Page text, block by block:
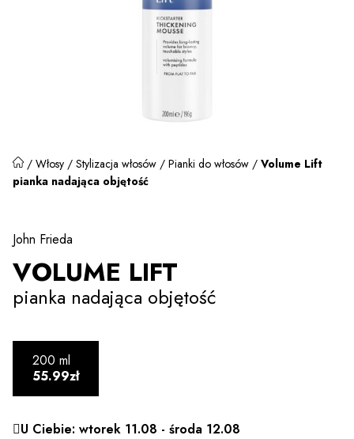
/ Włosy / Stylizacja włosów / Pianki do włosów / Volume Lift
pianka nadająca objętość
John Frieda
VOLUME LIFT
pianka nadająca objętość
200 ml
55.99zł
U Ciebie: wtorek 11.08 - środa 12.08